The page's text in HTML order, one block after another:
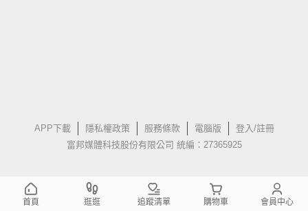
APP下載 隱私權政策 服務條款 電腦版
登入/註冊
富邦媒體科技股份有限公司 統編：27365925
首頁 逛逛 追蹤清單 購物車 會員中心